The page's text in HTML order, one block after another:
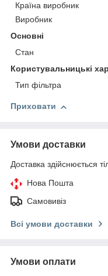
Країна виробник
Виробник
Основні
Стан
Користувальницькі
Тип фільтра
Приховати
Умови доставки
Доставка здійснюється
Нова Пошта
Самовивіз
Всі умови доставки
Умови оплати